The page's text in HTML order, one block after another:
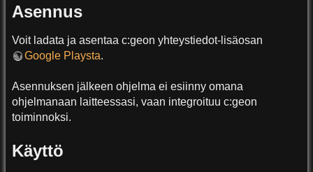
Asennus
Voit ladata ja asentaa c:geon yhteystiedot-lisäosan
Google Playsta.
Asennuksen jälkeen ohjelma ei esiinny omana
ohjelmanaan laitteessasi, vaan integroituu c:geon
toiminnoksi.
Käyttö